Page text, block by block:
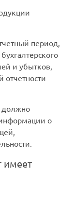
период,
и убытков,
отчетности
должно
о
имеет